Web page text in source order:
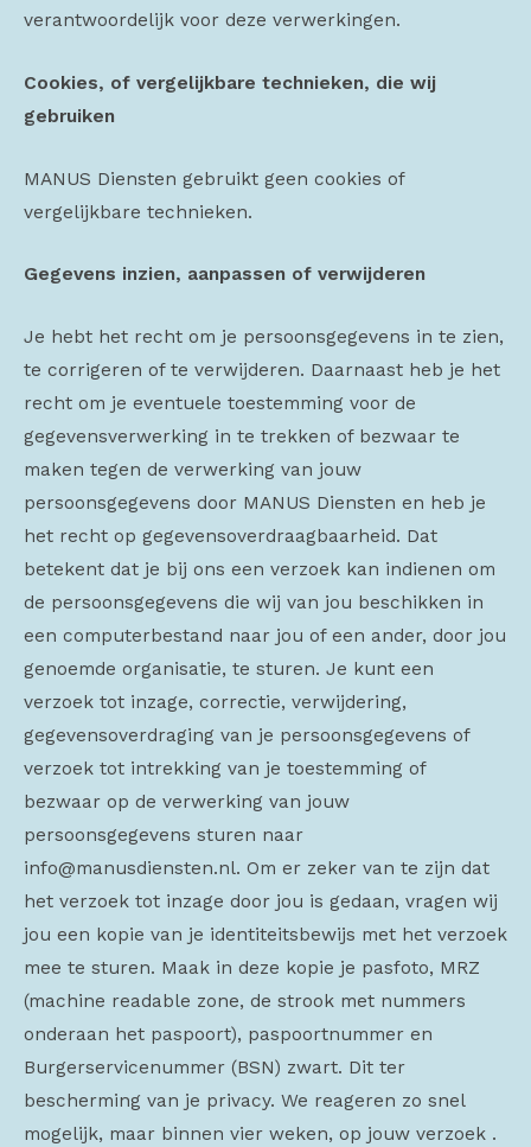
verantwoordelijk voor deze verwerkingen.
Cookies, of vergelijkbare technieken, die wij
gebruiken
MANUS Diensten gebruikt geen cookies of
vergelijkbare technieken.
Gegevens inzien, aanpassen of verwijderen
Je hebt het recht om je persoonsgegevens in te zien,
te corrigeren of te verwijderen. Daarnaast heb je het
recht om je eventuele toestemming voor de
gegevensverwerking in te trekken of bezwaar te
maken tegen de verwerking van jouw
persoonsgegevens door MANUS Diensten en heb je
het recht op gegevensoverdraagbaarheid. Dat
betekent dat je bij ons een verzoek kan indienen om
de persoonsgegevens die wij van jou beschikken in
een computerbestand naar jou of een ander, door jou
genoemde organisatie, te sturen. Je kunt een
verzoek tot inzage, correctie, verwijdering,
gegevensoverdraging van je persoonsgegevens of
verzoek tot intrekking van je toestemming of
bezwaar op de verwerking van jouw
persoonsgegevens sturen naar
info@manusdiensten.nl. Om er zeker van te zijn dat
het verzoek tot inzage door jou is gedaan, vragen wij
jou een kopie van je identiteitsbewijs met het verzoek
mee te sturen. Maak in deze kopie je pasfoto, MRZ
(machine readable zone, de strook met nummers
onderaan het paspoort), paspoortnummer en
Burgerservicenummer (BSN) zwart. Dit ter
bescherming van je privacy. We reageren zo snel
mogelijk, maar binnen vier weken, op jouw verzoek .